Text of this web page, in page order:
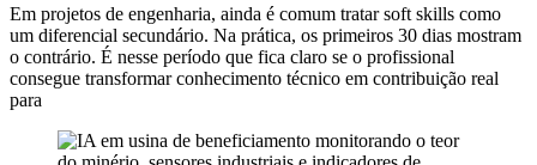
Em projetos de engenharia, ainda é comum tratar soft skills como
um diferencial secundário. Na prática, os primeiros 30 dias mostram
o contrário. É nesse período que fica claro se o profissional
consegue transformar conhecimento técnico em contribuição real
para